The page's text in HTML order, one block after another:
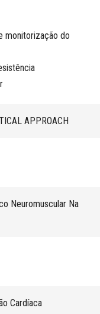
monitorização do
APPROACH
Neuromuscular Na
Cardíaca